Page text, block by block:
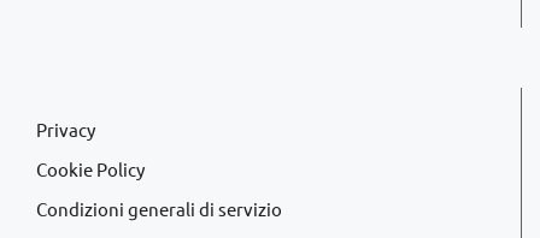
Privacy
Cookie Policy
Condizioni generali di servizio